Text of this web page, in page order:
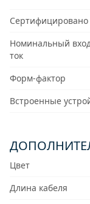
Сертифицировано
Номинальный
ток
Форм-фактор
Встроенные
Цвет
Длина кабеля